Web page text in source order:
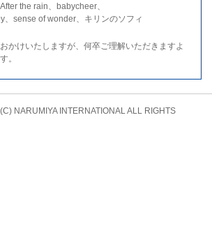
the rain、babycheer、
、sense of wonder、キリンのソフィ
かけいたしますが、何卒ご理解いただきますよ
。